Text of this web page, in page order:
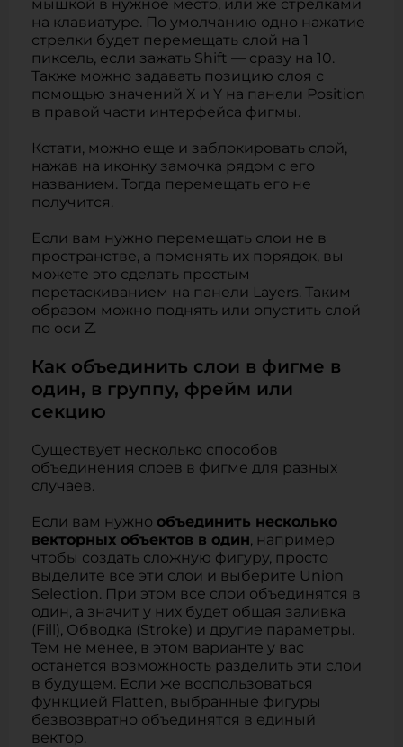
мышкой в нужное место, или же стрелками
на клавиатуре. По умолчанию одно нажатие
стрелки будет перемещать слой на 1
пиксель, если зажать Shift — сразу на 10.
Также можно задавать позицию слоя с
помощью значений X и Y на панели Position
в правой части интерфейса фигмы.
Кстати, можно еще и заблокировать слой,
нажав на иконку замочка рядом с его
названием. Тогда перемещать его не
получится.
Если вам нужно перемещать слои не в
пространстве, а поменять их порядок, вы
можете это сделать простым
перетаскиванием на панели Layers. Таким
образом можно поднять или опустить слой
по оси Z.
Как объединить слои в фигме в
один, в группу, фрейм или
секцию
Существует несколько способов
объединения слоев в фигме для разных
случаев.
Если вам нужно объединить несколько
векторных объектов в один, например
чтобы создать сложную фигуру, просто
выделите все эти слои и выберите Union
Selection. При этом все слои объединятся в
один, а значит у них будет общая заливка
(Fill), Обводка (Stroke) и другие параметры.
Тем не менее, в этом варианте у вас
останется возможность разделить эти слои
в будущем. Если же воспользоваться
функцией Flatten, выбранные фигуры
безвозвратно объединятся в единый
вектор.